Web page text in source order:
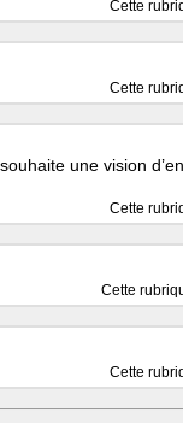
Cette
Cette
une vision
Cette
Cette
Cette